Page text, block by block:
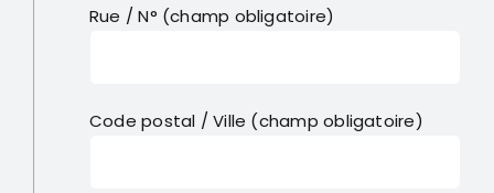
Rue / N° (champ obligatoire)
Code postal / Ville (champ obligatoire)